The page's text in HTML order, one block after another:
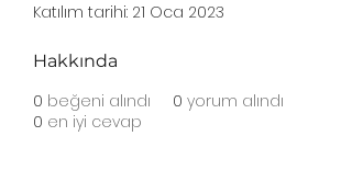
Katılım tarihi: 21 Oca 2023
Hakkında
0 beğeni alındı 0 yorum alındı
0 en iyi cevap